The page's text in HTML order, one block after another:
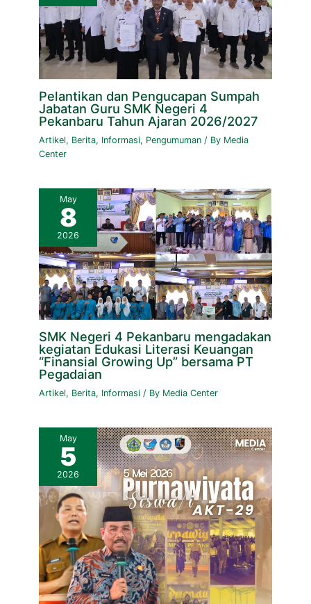
Pelantikan dan Pengucapan Sumpah
Jabatan Guru SMK Negeri 4
Pekanbaru Tahun Ajaran 2026/2027
Artikel, Berita, Informasi, Pengumuman / By Media
Center
May
8
2026
SMK Negeri 4 Pekanbaru mengadakan
kegiatan Edukasi Literasi Keuangan
“Finansial Growing Up” bersama PT
Pegadaian
Artikel, Berita, Informasi / By Media Center
May
5
2026